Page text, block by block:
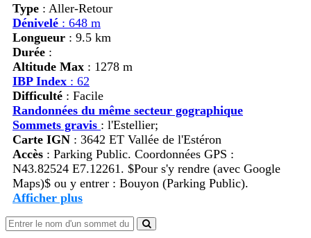
Type : Aller-Retour
Dénivelé : 648 m
Longueur : 9.5 km
Durée :
Altitude Max : 1278 m
IBP Index : 62
Difficulté : Facile
Randonnées du même secteur gographique
Sommets gravis : l'Estellier;
Carte IGN : 3642 ET Vallée de l'Estéron
Accès : Parking Public. Coordonnées GPS :
N43.82524 E7.12261. $Pour s'y rendre (avec Google
Maps)$ ou y entrer : Bouyon (Parking Public).
Afficher plus